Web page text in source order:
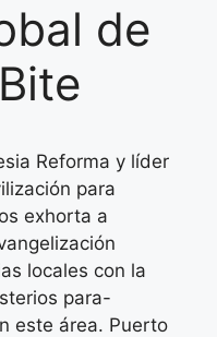
de
Reforma y líder
para
exhorta a
locales con la
para-
este área. Puerto